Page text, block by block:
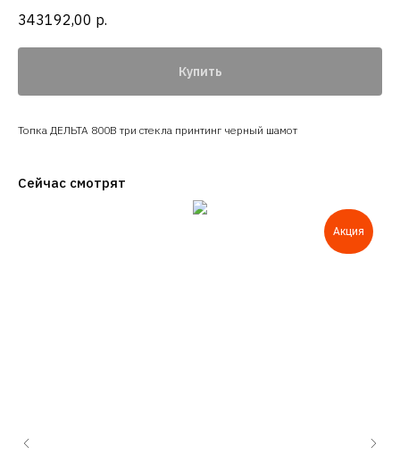
343192,00 р.
Купить
Топка ДЕЛЬТА 800B три стекла принтинг черный шамот
Сейчас смотрят
Акция